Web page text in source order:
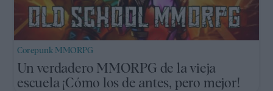
Corepunk MMORPG
Un verdadero MMORPG de la vieja
escuela ¡Cómo los de antes, pero mejor!